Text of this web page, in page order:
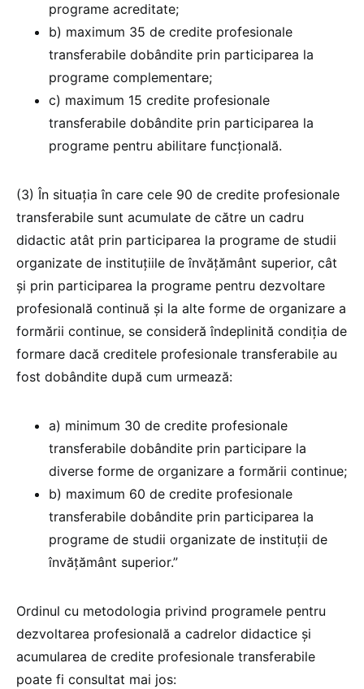
programe acreditate;
b) maximum 35 de credite profesionale
transferabile dobândite prin participarea la
programe complementare;
c) maximum 15 credite profesionale
transferabile dobândite prin participarea la
programe pentru abilitare funcțională.
(3) În situația în care cele 90 de credite profesionale
transferabile sunt acumulate de către un cadru
didactic atât prin participarea la programe de studii
organizate de instituțiile de învățământ superior, cât
și prin participarea la programe pentru dezvoltare
profesională continuă și la alte forme de organizare a
formării continue, se consideră îndeplinită condiția de
formare dacă creditele profesionale transferabile au
fost dobândite după cum urmează:
a) minimum 30 de credite profesionale
transferabile dobândite prin participare la
diverse forme de organizare a formării continue;
b) maximum 60 de credite profesionale
transferabile dobândite prin participarea la
programe de studii organizate de instituții de
învățământ superior.”
Ordinul cu metodologia privind programele pentru
dezvoltarea profesională a cadrelor didactice și
acumularea de credite profesionale transferabile
poate fi consultat mai jos: